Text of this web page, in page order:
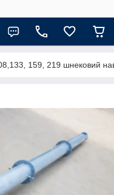
159, 219 шнековий